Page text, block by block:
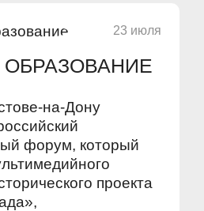
23 июля
на-Дону
форум, который
проекта